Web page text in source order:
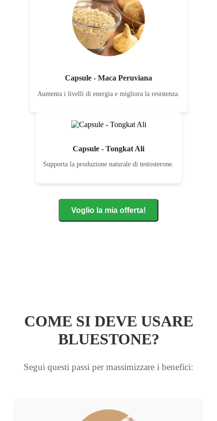
Capsule - Maca Peruviana
Aumenta i livelli di energia e migliora la resistenza.
Capsule - Tongkat Ali
Supporta la produzione naturale di testosterone.
Voglio la mia offerta!
COME SI DEVE USARE
BLUESTONE?
Segui questi passi per massimizzare i benefici: